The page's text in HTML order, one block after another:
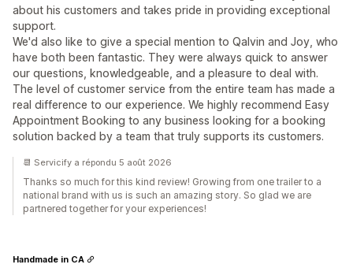
about his customers and takes pride in providing exceptional
support.
We'd also like to give a special mention to Qalvin and Joy, who
have both been fantastic. They were always quick to answer
our questions, knowledgeable, and a pleasure to deal with.
The level of customer service from the entire team has made a
real difference to our experience. We highly recommend Easy
Appointment Booking to any business looking for a booking
solution backed by a team that truly supports its customers.
📆 Servicify a répondu 5 août 2026
Thanks so much for this kind review! Growing from one trailer to a
national brand with us is such an amazing story. So glad we are
partnered together for your experiences!
Handmade in CA